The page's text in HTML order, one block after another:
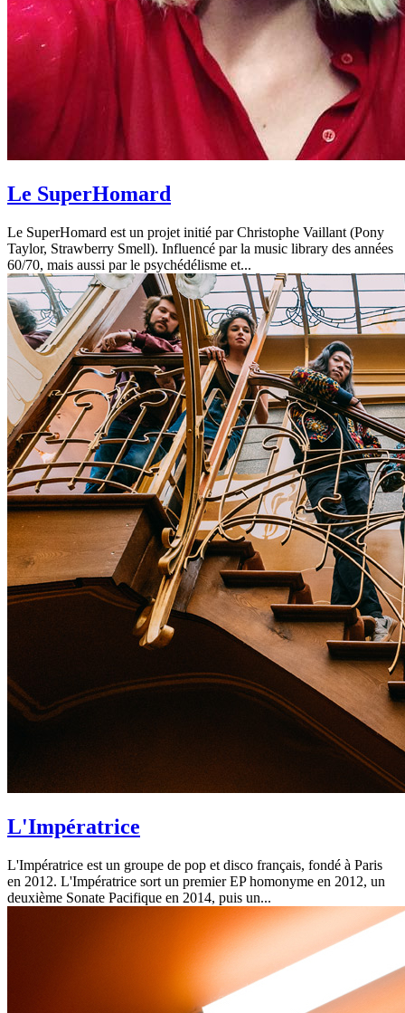
Le SuperHomard
Le SuperHomard est un projet initié par Christophe Vaillant (Pony
Taylor, Strawberry Smell). Influencé par la music library des années
60/70, mais aussi par le psychédélisme et...
L'Impératrice
L'Impératrice est un groupe de pop et disco français, fondé à Paris
en 2012. L'Impératrice sort un premier EP homonyme en 2012, un
deuxième Sonate Pacifique en 2014, puis un...